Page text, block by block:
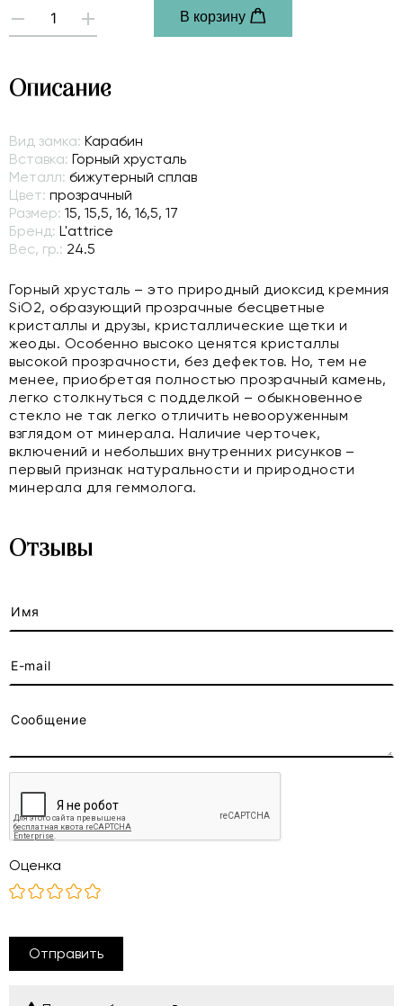
- +
В корзину
Описание
Вид замка: Карабин
Вставка: Горный хрусталь
Металл: бижутерный сплав
Цвет: прозрачный
Размер: 15, 15,5, 16, 16,5, 17
Бренд: L'attrice
Вес, гр.: 24.5
Горный хрусталь – это природный диоксид кремния
SiO2, образующий прозрачные бесцветные
кристаллы и друзы, кристаллические щетки и
жеоды. Особенно высоко ценятся кристаллы
высокой прозрачности, без дефектов. Но, тем не
менее, приобретая полностью прозрачный камень,
легко столкнуться с подделкой – обыкновенное
стекло не так легко отличить невооруженным
взглядом от минерала. Наличие черточек,
включений и небольших внутренних рисунков –
первый признак натуральности и природности
минерала для геммолога.
Отзывы
Оценка
Отправить